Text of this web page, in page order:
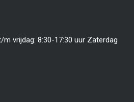
m vrijdag: 8:30-17:30 uur Zaterdag